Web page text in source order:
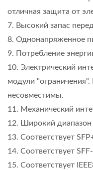
отличная защита от
7. Высокий запас
8. Однонапряженное
9. Потребление
10. Электрический
модули
несовместимы.
11. Механический
12. Широкий диапазон
13. Соответствует
14. Соответствует
15. Соответствует